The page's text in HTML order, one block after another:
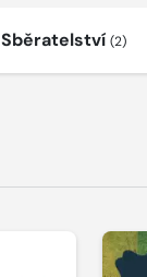
Sběratelství (2)